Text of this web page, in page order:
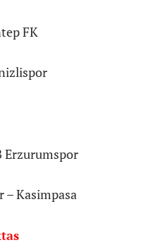
FK
Erzurumspor
– Kasimpasa